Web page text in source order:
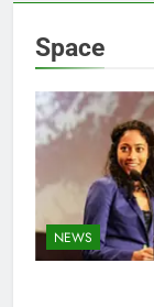
Space
NEWS